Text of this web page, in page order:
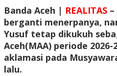
Banda Aceh | REALITAS
berganti menerpanya,
Yusuf tetap dikukuh
Aceh(MAA) periode
aklamasi pada
lalu.